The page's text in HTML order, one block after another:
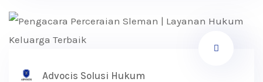
Advocis Solusi Hukum